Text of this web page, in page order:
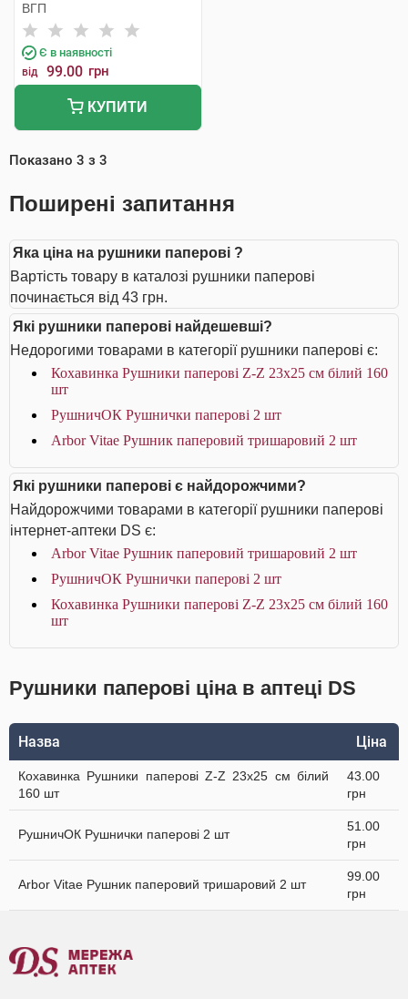
ВГП
Є в наявності
від 99.00 грн
КУПИТИ
Показано 3 з 3
Поширені запитання
Яка ціна на рушники паперові ?
Вартість товару в каталозі рушники паперові
починається від 43 грн.
Які рушники паперові найдешевші?
Недорогими товарами в категорії рушники паперові є:
Кохавинка Рушники паперові Z-Z 23х25 см білий 160
шт
РушничОК Рушнички паперові 2 шт
Arbor Vitae Рушник паперовий тришаровий 2 шт
Які рушники паперові є найдорожчими?
Найдорожчими товарами в категорії рушники паперові
інтернет-аптеки DS є:
Arbor Vitae Рушник паперовий тришаровий 2 шт
РушничОК Рушнички паперові 2 шт
Кохавинка Рушники паперові Z-Z 23х25 см білий 160
шт
Рушники паперові ціна в аптеці DS
Назва Ціна
Кохавинка Рушники паперові Z-Z 23х25 см білий
160 шт
43.00
грн
РушничОК Рушнички паперові 2 шт
51.00
грн
Arbor Vitae Рушник паперовий тришаровий 2 шт
99.00
грн